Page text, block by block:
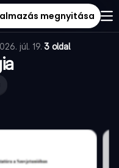
megnyitása
júl. 19.·3 oldal